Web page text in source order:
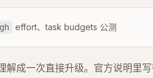
effort、task budgets 公测
解成一次直接升级。官方说明里